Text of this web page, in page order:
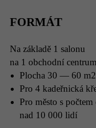
FORMÁT
Na základě 1 salonu
na 1 obchodní centrum
Plocha 30 — 60 m2
Pro 4 kadeřnická
Pro město s
nad 10 000 lidí